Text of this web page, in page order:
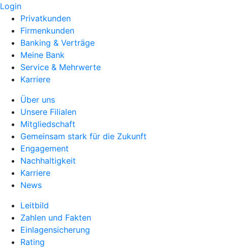
Login
Privatkunden
Firmenkunden
Banking & Verträge
Meine Bank
Service & Mehrwerte
Karriere
Über uns
Unsere Filialen
Mitgliedschaft
Gemeinsam stark für die Zukunft
Engagement
Nachhaltigkeit
Karriere
News
Leitbild
Zahlen und Fakten
Einlagensicherung
Rating